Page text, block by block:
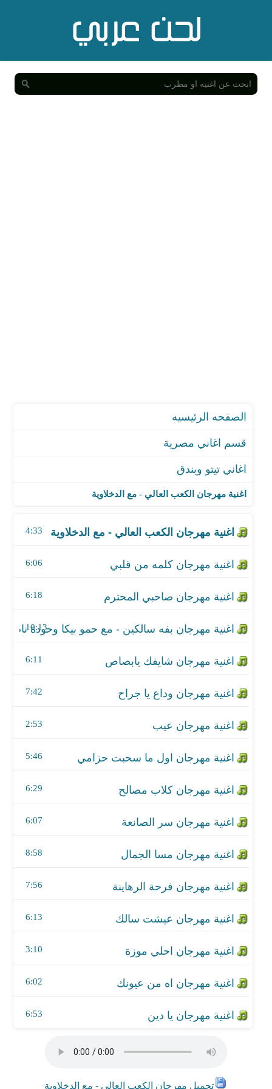
اغنية مهرجان الكعب العالي - مع الدخلاوية
اغنية مهرجان الكعب العالي - مع الدخلاوية
4:33
اغنية مهرجان كلمه من قلبي
6:06
اغنية مهرجان صاحبي المحترم
6:18
10:13
6:11
7:42
اغنية مهرجان عيب
2:53
اغنية مهرجان اول ما سحبت حزامي
5:46
اغنية مهرجان كلاب مصالح
6:29
6:07
8:58
7:56
اغنية مهرجان عيشت سالك
6:13
اغنية مهرجان احلي موزة
3:10
اغنية مهرجان اه من عيونك
6:02
6:53
تحميل مهرجان الكعب العالي - مع الدخلاوية